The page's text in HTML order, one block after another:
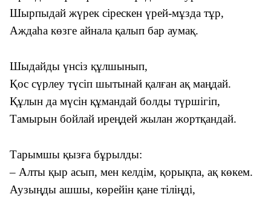
Шырпыдай жүрек сірескен үрей-мұзда тұр,
Аждаһа көзге айнала қалып бар аумақ.
Шыдайды үнсіз құлшынып,
Қос сүрлеу түсіп шытынай қалған ақ маңдай.
Құлын да мүсін құмандай болды түршігіп,
Тамырын бойлай иреңдей жылан жортқандай.
Тарымшы қызға бұрылды:
– Алты қыр асып, мен келдім, қорықпа, ақ көкем.
Аузыңды ашшы, көрейін қане тіліңді,